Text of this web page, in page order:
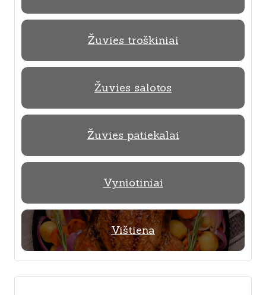
Žuvies troškiniai
Žuvies salotos
Žuvies patiekalai
Vyniotiniai
Vištiena